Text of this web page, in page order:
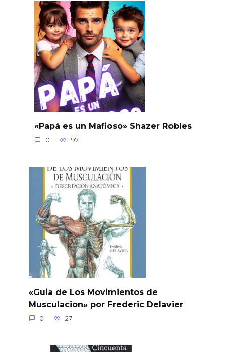
«Papá es un Mafioso» Shazer Robles
0 97
«Guia de Los Movimientos de
Musculacion» por Frederic Delavier
0 27